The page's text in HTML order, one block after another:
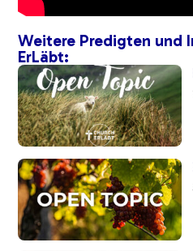
Weitere Predigten und
ErLäbt: